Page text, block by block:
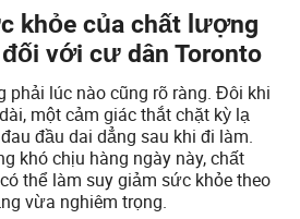
khỏe của chất lượng
với cư dân Toronto
phải lúc nào cũng rõ ràng. Đôi khi
một cảm giác thắt chặt kỳ lạ
đầu dai dẳng sau khi đi làm.
khó chịu hàng ngày này, chất
thể làm suy giảm sức khỏe theo
vừa nghiêm trọng.